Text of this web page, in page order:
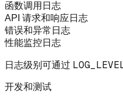
函数调用日志
API 请求和响应日志
错误和异常日志
性能监控日志
日志级别可通过
开发和测试